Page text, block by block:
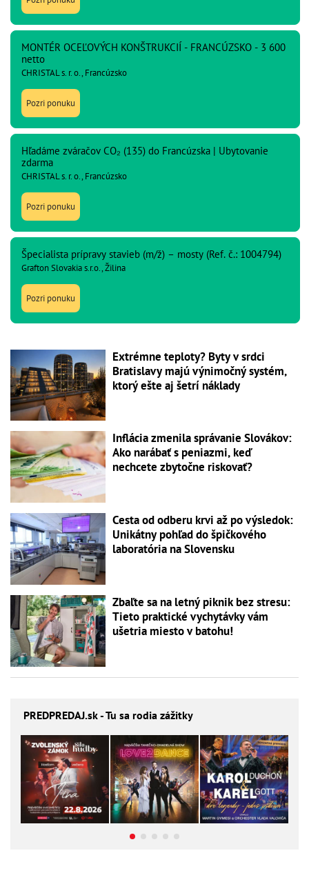
MONTÉR OCEĽOVÝCH KONŠTRUKCIÍ - FRANCÚZSKO - 3 600
netto
CHRISTAL s. r. o., Francúzsko
Pozri ponuku
Hľadáme zváračov CO₂ (135) do Francúzska | Ubytovanie
zdarma
CHRISTAL s. r. o., Francúzsko
Pozri ponuku
Špecialista prípravy stavieb (m/ž) – mosty (Ref. č.: 1004794)
Grafton Slovakia s.r.o., Žilina
Pozri ponuku
Extrémne teploty? Byty v srdci
Bratislavy majú výnimočný systém,
ktorý ešte aj šetrí náklady
Inflácia zmenila správanie Slovákov:
Ako narábať s peniazmi, keď
nechcete zbytočne riskovať?
Cesta od odberu krvi až po výsledok:
Unikátny pohľad do špičkového
laboratória na Slovensku
Zbaľte sa na letný piknik bez stresu:
Tieto praktické vychytávky vám
ušetria miesto v batohu!
PREDPREDAJ.sk - Tu sa rodia zážitky